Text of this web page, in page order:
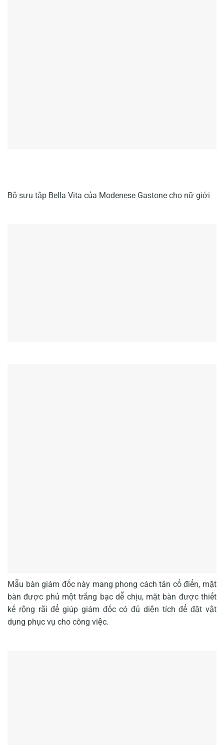
Bộ sưu tập Bella Vita của Modenese Gastone cho nữ giới
Mẫu bàn giám đốc này mang phong cách tân cổ điển, mặt
bàn được phủ một trắng bạc dễ chịu, mặt bàn được thiết
kế rộng rãi để giúp giám đốc có đủ diện tích để đặt vật
dụng phục vụ cho công việc.